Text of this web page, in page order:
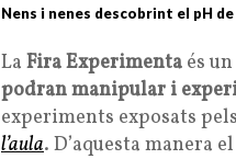
Nens i nenes descobrint el pH
La Fira Experimenta és un
podran manipular i
experiments exposats
l’aula. D’aquesta manera